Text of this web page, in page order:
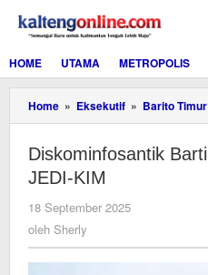
konten
HOME
UTAMA METROPOLIS
Home » Eksekutif » Barito Timur
Diskominfosantik
JEDI-KIM
18 September 2025
oleh Sherly